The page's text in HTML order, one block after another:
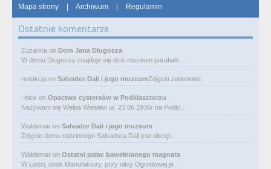
Mapa strony | Archiwum | Regulamin
Ostatnie komentarze
Zuzanna on Dom Jana Długosza
W domu Długosza znajduje się dziś muzeum parafialn…
redakcja on Salvador Dali i jego muzeumZdjęcia zmienione.
~nick on Opactwo cystersów w Podklasztorzu
Nazywam się Wełpa Wiesław ur. 23 06 1936r na Podkl…
Waldemar on Salvador Dali i jego muzeum
Zdjęcie domu rodzinnego Salvadora Dali jest obcięt…
Waldemar on Ostatni pałac bawełnianego magnata
W Łodzi, obok Manufaktury, przy ulicy Ogrodowej je…